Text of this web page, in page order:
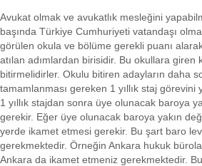
Avukat olmak ve avukatlık mesleğini
başında Türkiye Cumhuriyeti vatandaşı
görülen okula ve bölüme gerekli puanı
atılan adımlardan birisidir. Bu okullara giren
bitirmelidirler. Okulu bitiren adayların daha
tamamlanması gereken 1 yıllık staj görevini
1 yıllık stajdan sonra üye olunacak baroya
gerekir. Eğer üye olunacak baroya yakın
yerde ikamet etmesi gerekir. Bu şart baro
gerekmektedir. Örneğin Ankara hukuk
Ankara da ikamet etmeniz gerekmektedir.